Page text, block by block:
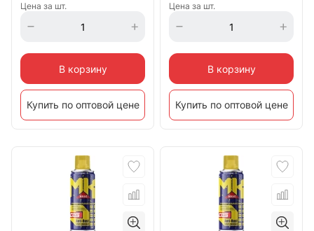
Цена за шт.
В корзину
Купить по оптовой цене
Цена за шт.
В корзину
Купить по оптовой цене